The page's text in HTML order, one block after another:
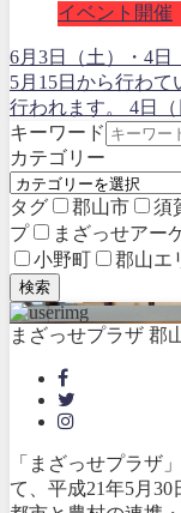
イベント開催
6月3日（土）・4
5月15日から行わ
行われます。 4日
キーワード
カテゴリー
タグ 郡山市 須
プ
まざっせアー
小野町
郡山エ
検索
まざっせプラザ 郡
「まざっせプラザ
て、平成21年5月30